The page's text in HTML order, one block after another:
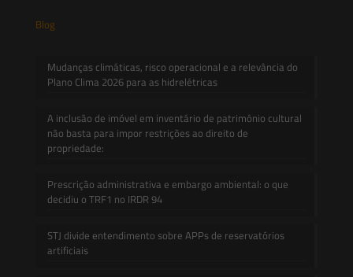
Blog
Mudanças climáticas, risco operacional e a relevância do
Plano Clima 2026 para as hidrelétricas
A inclusão de imóvel em inventário de patrimônio cultural
não basta para impor restrições ao direito de
propriedade:
Prescrição administrativa e embargo ambiental: o que
decidiu o TRF1 no IRDR 94
STJ divide entendimento sobre APPs de reservatórios
artificiais